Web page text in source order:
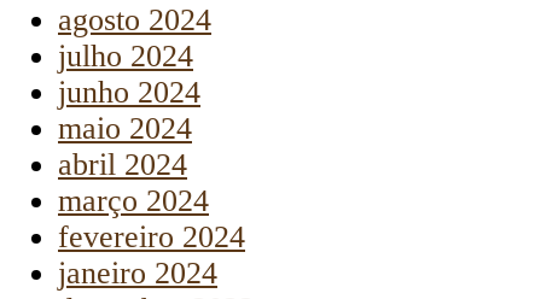
agosto 2024
julho 2024
junho 2024
maio 2024
abril 2024
março 2024
fevereiro 2024
janeiro 2024